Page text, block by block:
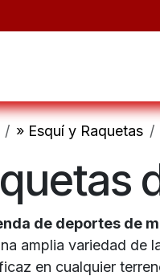
» Esquí y Raquetas
de deportes de
amplia variedad de
en cualquier